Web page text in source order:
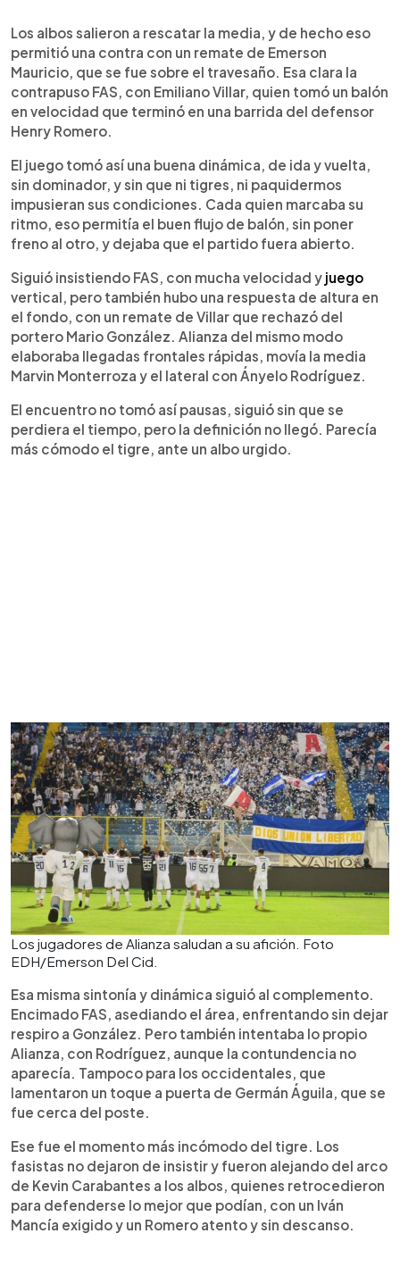
Los albos salieron a rescatar la media, y de hecho eso
permitió una contra con un remate de Emerson
Mauricio, que se fue sobre el travesaño. Esa clara la
contrapuso FAS, con Emiliano Villar, quien tomó un balón
en velocidad que terminó en una barrida del defensor
Henry Romero.
El juego tomó así una buena dinámica, de ida y vuelta,
sin dominador, y sin que ni tigres, ni paquidermos
impusieran sus condiciones. Cada quien marcaba su
ritmo, eso permitía el buen flujo de balón, sin poner
freno al otro, y dejaba que el partido fuera abierto.
Siguió insistiendo FAS, con mucha velocidad y juego
vertical, pero también hubo una respuesta de altura en
el fondo, con un remate de Villar que rechazó del
portero Mario González. Alianza del mismo modo
elaboraba llegadas frontales rápidas, movía la media
Marvin Monterroza y el lateral con Ányelo Rodríguez.
El encuentro no tomó así pausas, siguió sin que se
perdiera el tiempo, pero la definición no llegó. Parecía
más cómodo el tigre, ante un albo urgido.
Los jugadores de Alianza saludan a su afición. Foto
EDH/Emerson Del Cid.
Esa misma sintonía y dinámica siguió al complemento.
Encimado FAS, asediando el área, enfrentando sin dejar
respiro a González. Pero también intentaba lo propio
Alianza, con Rodríguez, aunque la contundencia no
aparecía. Tampoco para los occidentales, que
lamentaron un toque a puerta de Germán Águila, que se
fue cerca del poste.
Ese fue el momento más incómodo del tigre. Los
fasistas no dejaron de insistir y fueron alejando del arco
de Kevin Carabantes a los albos, quienes retrocedieron
para defenderse lo mejor que podían, con un Iván
Mancía exigido y un Romero atento y sin descanso.